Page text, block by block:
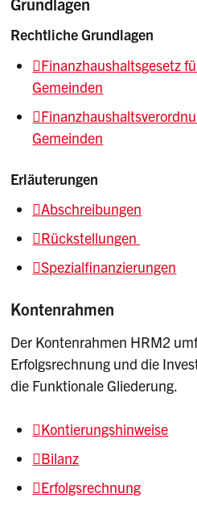
Rechtliche Grundlagen
Finanzhaushaltsgesetz
Gemeinden
Gemeinden
Erläuterungen
Abschreibungen
Rückstellungen
Spezialfinanzierungen
Kontenrahmen
Der Kontenrahmen HRM2
Erfolgsrechnung und die
die Funktionale Gliederung.
Kontierungshinweise
Bilanz
Erfolgsrechnung